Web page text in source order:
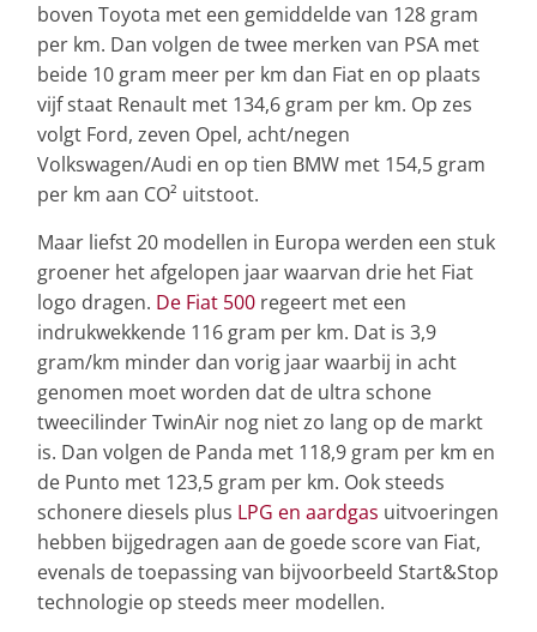
boven Toyota met een gemiddelde van 128 gram
per km. Dan volgen de twee merken van PSA met
beide 10 gram meer per km dan Fiat en op plaats
vijf staat Renault met 134,6 gram per km. Op zes
volgt Ford, zeven Opel, acht/negen
Volkswagen/Audi en op tien BMW met 154,5 gram
per km aan CO² uitstoot.
Maar liefst 20 modellen in Europa werden een stuk
groener het afgelopen jaar waarvan drie het Fiat
logo dragen. De Fiat 500 regeert met een
indrukwekkende 116 gram per km. Dat is 3,9
gram/km minder dan vorig jaar waarbij in acht
genomen moet worden dat de ultra schone
tweecilinder TwinAir nog niet zo lang op de markt
is. Dan volgen de Panda met 118,9 gram per km en
de Punto met 123,5 gram per km. Ook steeds
schonere diesels plus LPG en aardgas uitvoeringen
hebben bijgedragen aan de goede score van Fiat,
evenals de toepassing van bijvoorbeeld Start&Stop
technologie op steeds meer modellen.